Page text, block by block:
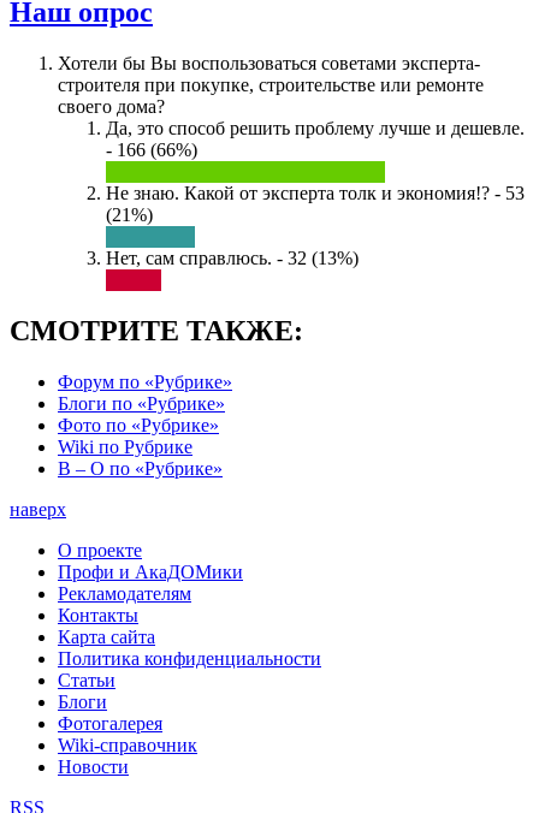
Наш опрос
Хотели бы Вы воспользоваться советами эксперта-
строителя при покупке, строительстве или ремонте
своего дома?
Да, это способ решить проблему лучше и дешевле.
- 166 (66%)
Не знаю. Какой от эксперта толк и экономия!? - 53
(21%)
Нет, сам справлюсь. - 32 (13%)
СМОТРИТЕ ТАКЖЕ:
Форум по «Рубрике»
Блоги по «Рубрике»
Фото по «Рубрике»
Wiki по Рубрике
В – О по «Рубрике»
наверх
О проекте
Профи и АкаДОМики
Рекламодателям
Контакты
Карта сайта
Политика конфиденциальности
Статьи
Блоги
Фотогалерея
Wiki-справочник
Новости
RSS